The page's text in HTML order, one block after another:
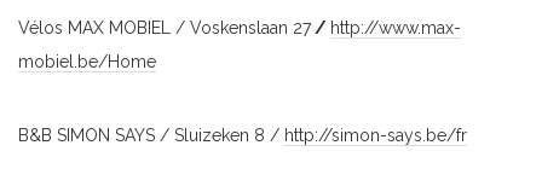
Vélos MAX MOBIEL / Voskenslaan 27/ http://www.max-
mobiel.be/Home
B&B SIMON SAYS / Sluizeken 8 / http://simon-says.be/fr